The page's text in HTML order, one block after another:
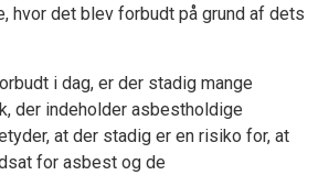
hvor det blev forbudt på grund af dets
i dag, er der stadig mange
der indeholder asbestholdige
at der stadig er en risiko for, at
for asbest og de